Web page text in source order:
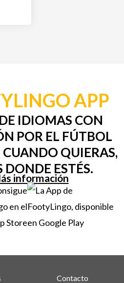
APP
IDIOMAS CON
POR EL FÚTBOL
QUIERAS,
DONDE ESTÉS.
información
Contacto